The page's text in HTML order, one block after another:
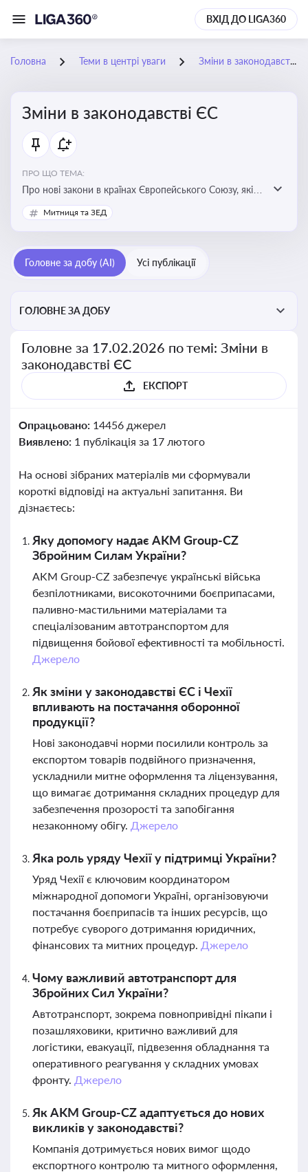
ВХІД ДО LIGA360
Головна Теми в центрі уваги Зміни в законодавстві ЄС
Зміни в законодавстві ЄС
ПРО ЩО ТЕМА:
Про нові закони в країнах Європейського Союзу, які
впливають на умови торгівлі, трудової міграції,
інтеграції та перспективу членства України в
Митниця та ЗЕД
Головне за добу (AI) Усі публікації
ГОЛОВНЕ ЗА ДОБУ
Головне за 17.02.2026 по темі: Зміни в
законодавстві ЄС
ЕКСПОРТ
Опрацьовано: 14456 джерел
Виявлено: 1 публікація за 17 лютого
На основі зібраних матеріалів ми сформували
короткі відповіді на актуальні запитання. Ви
дізнаєтесь:
Яку допомогу надає AKM Group-CZ
Збройним Силам України?
AKM Group-CZ забезпечує українські війська
безпілотниками, високоточними боєприпасами,
паливно-мастильними матеріалами та
спеціалізованим автотранспортом для
підвищення бойової ефективності та мобільності.
Джерело
Як зміни у законодавстві ЄС і Чехії
впливають на постачання оборонної
продукції?
Нові законодавчі норми посилили контроль за
експортом товарів подвійного призначення,
ускладнили митне оформлення та ліцензування,
що вимагає дотримання складних процедур для
забезпечення прозорості та запобігання
незаконному обігу. Джерело
Яка роль уряду Чехії у підтримці України?
Уряд Чехії є ключовим координатором
міжнародної допомоги Україні, організовуючи
постачання боєприпасів та інших ресурсів, що
потребує суворого дотримання юридичних,
фінансових та митних процедур. Джерело
Чому важливий автотранспорт для
Збройних Сил України?
Автотранспорт, зокрема повнопривідні пікапи і
позашляховики, критично важливий для
логістики, евакуації, підвезення обладнання та
оперативного реагування у складних умовах
фронту. Джерело
Як AKM Group-CZ адаптується до нових
викликів у законодавстві?
Компанія дотримується нових вимог щодо
експортного контролю та митного оформлення,